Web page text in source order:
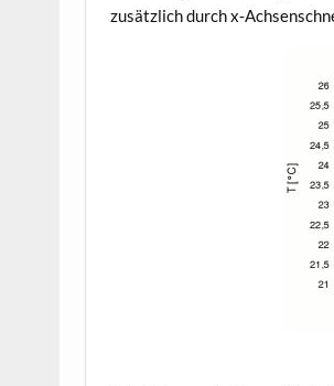
zusätz­lich durch